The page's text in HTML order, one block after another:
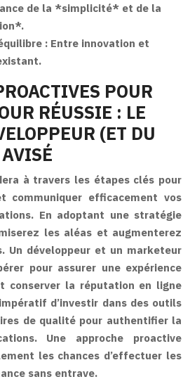
de la *simplicité* et de la
: Entre innovation et
POUR
RÉUSSIE : LE
(ET DU
à travers les étapes clés pour
communiquer efficacement vos
En adoptant une stratégie
les aléas et augmenterez
Un développeur et un marketeur
pour assurer une expérience
conserver la réputation en ligne
d’investir dans des outils
de qualité pour authentifier la
Une approche proactive
les chances d’effectuer les
sans entrave.